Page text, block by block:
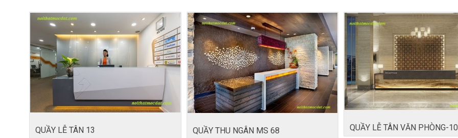
QUẦY LỄ TÂN 13 QUẦY THU NGÂN MS 68 QUẦY LỄ TÂN VĂN PHÒNG-10